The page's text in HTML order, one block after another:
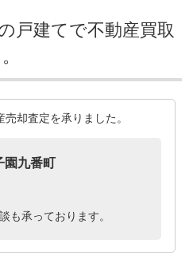
戸建てで不動産買取
却査定を承りました。
園九番町
も承っております。